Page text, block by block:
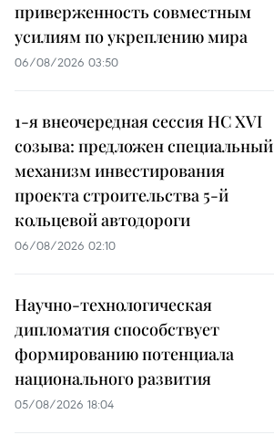
приверженность совместным
усилиям по укреплению мира
06/08/2026 03:50
1-я внеочередная сессия НС XVI
созыва: предложен специальный
механизм инвестирования
проекта строительства 5-й
кольцевой автодороги
06/08/2026 02:10
Научно-технологическая
дипломатия способствует
формированию потенциала
национального развития
05/08/2026 18:04